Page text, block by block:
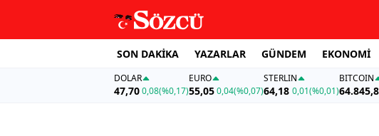
SON DAKİKA YAZARLAR GÜNDEM EKONOMİ
DOLAR
47,700,08(%0,17)
EURO
55,05 0,04(%0,07)
STERLIN
64,18 0,01(%0,01)
BITCOIN